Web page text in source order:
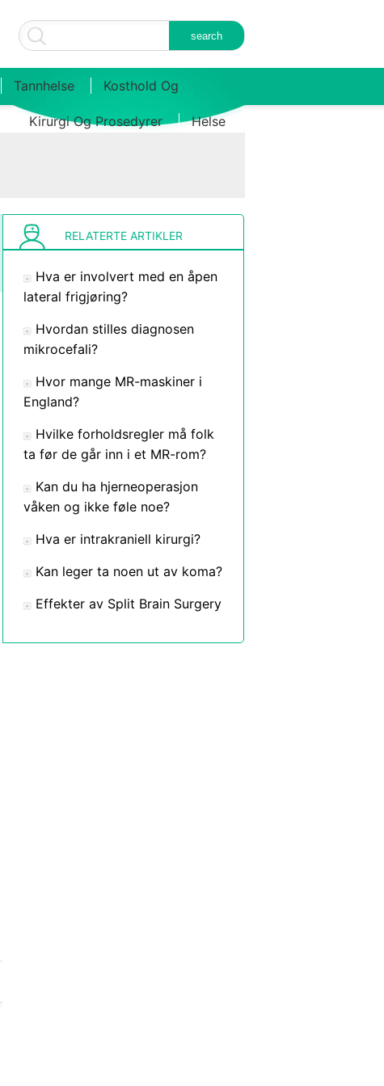
Tannhelse Kosthold Og
Kirurgi Og Prosedyrer Helse
RELATERTE ARTIKLER
Hva er involvert med en åpen
lateral frigjøring?
Hvordan stilles diagnosen
mikrocefali?
Hvor mange MR-maskiner i
England?
Hvilke forholdsregler må folk
ta før de går inn i et MR-rom?
Kan du ha hjerneoperasjon
våken og ikke føle noe?
Hva er intrakraniell kirurgi?
Kan leger ta noen ut av koma?
Effekter av Split Brain Surgery